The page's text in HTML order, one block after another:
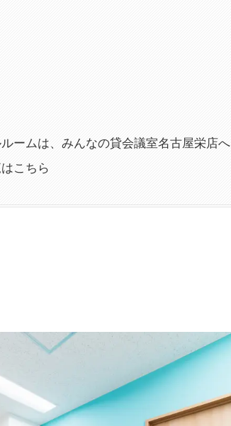
ームは、みんなの貸会議室名古屋栄店へ
こちら